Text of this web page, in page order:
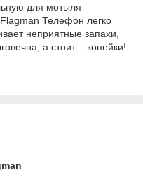
для мотыля
Телефон легко
неприятные запахи,
а стоит – копейки!